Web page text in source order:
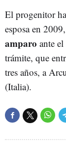
El progenitor
esposa en
amparo ante el
trámite, que
tres años, a
(Italia).